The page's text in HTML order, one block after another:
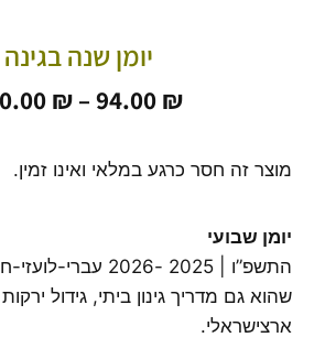
יומן שנה בגינה
94.00 ₪
–
₪
מוצר זה חסר כרגע במלאי ואינו זמין.
יומן שבועי
התשפ”ו | 2025 -2026 עברי-לועזי-חקלאי-מאויר
שהוא גם מדריך גינון ביתי, גידול
ארצישראלי.